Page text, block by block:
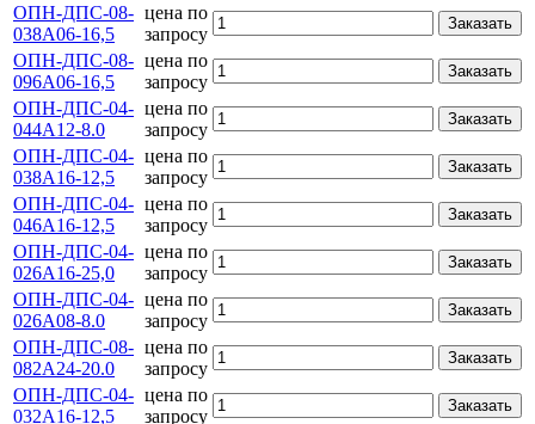
ОПН-ДПС-08-
038А06-16,5
цена по
запросу
Заказать
ОПН-ДПС-08-
096А06-16,5
цена по
запросу
Заказать
ОПН-ДПС-04-
044А12-8.0
цена по
запросу
Заказать
ОПН-ДПС-04-
038А16-12,5
цена по
запросу
Заказать
ОПН-ДПС-04-
046А16-12,5
цена по
запросу
Заказать
ОПН-ДПС-04-
026А16-25,0
цена по
запросу
Заказать
ОПН-ДПС-04-
026А08-8.0
цена по
запросу
Заказать
ОПН-ДПС-08-
082А24-20.0
цена по
запросу
Заказать
ОПН-ДПС-04-
032А16-12,5
цена по
запросу
Заказать